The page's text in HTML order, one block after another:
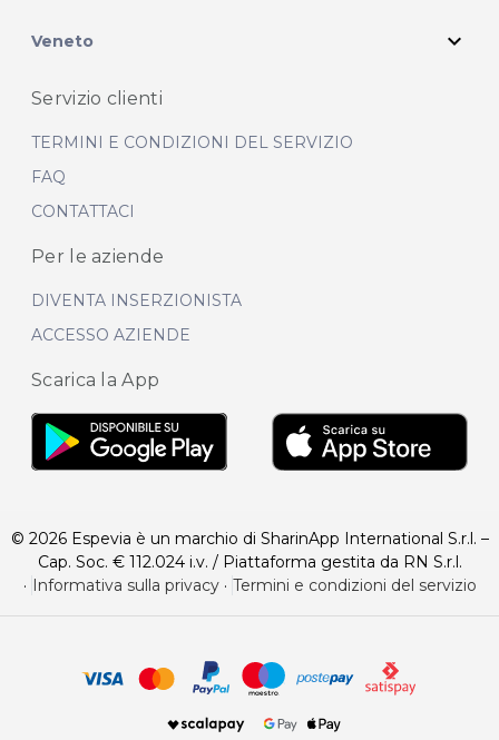
Veneto expand_more
Servizio clienti
TERMINI E CONDIZIONI DEL SERVIZIO
FAQ
CONTATTACI
Per le aziende
DIVENTA INSERZIONISTA
ACCESSO AZIENDE
Scarica la App
© 2026 Espevia è un marchio di SharinApp International S.r.l. –
Cap. Soc. € 112.024 i.v. / Piattaforma gestita da RN S.r.l.
· Informativa sulla privacy· Termini e condizioni del servizio